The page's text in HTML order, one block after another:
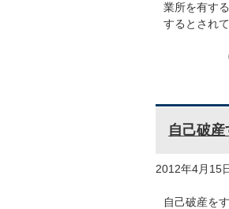
業所を有す
するとされ
自己破
2012年4月15
自己破産を